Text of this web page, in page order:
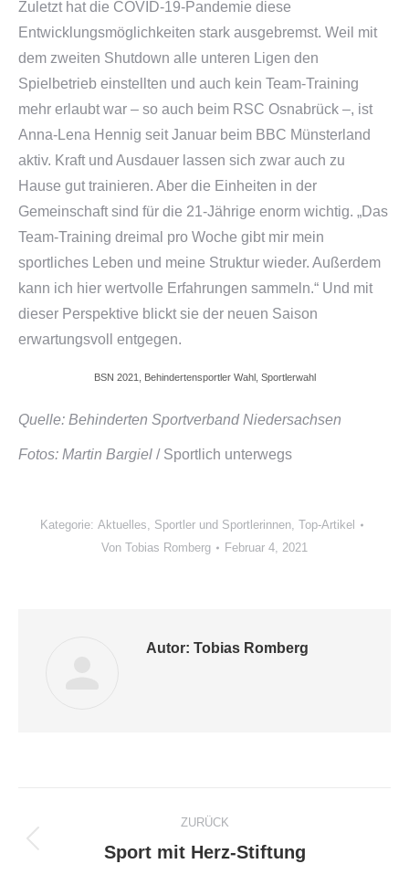
Zuletzt hat die COVID-19-Pandemie diese
Entwicklungsmöglichkeiten stark ausgebremst. Weil mit
dem zweiten Shutdown alle unteren Ligen den
Spielbetrieb einstellten und auch kein Team-Training
mehr erlaubt war – so auch beim RSC Osnabrück –, ist
Anna-Lena Hennig seit Januar beim BBC Münsterland
aktiv. Kraft und Ausdauer lassen sich zwar auch zu
Hause gut trainieren. Aber die Einheiten in der
Gemeinschaft sind für die 21-Jährige enorm wichtig. „Das
Team-Training dreimal pro Woche gibt mir mein
sportliches Leben und meine Struktur wieder. Außerdem
kann ich hier wertvolle Erfahrungen sammeln.“ Und mit
dieser Perspektive blickt sie der neuen Saison
erwartungsvoll entgegen.
BSN 2021, Behindertensportler Wahl, Sportlerwahl
Quelle: Behinderten Sportverband Niedersachsen
Fotos: Martin Bargiel / Sportlich unterwegs
Kategorie: Aktuelles, Sportler und Sportlerinnen, Top-Artikel
Von Tobias Romberg Februar 4, 2021
Autor: Tobias Romberg
Kommentarnavigation
ZURÜCK
Vorheriger
Sport mit Herz-Stiftung